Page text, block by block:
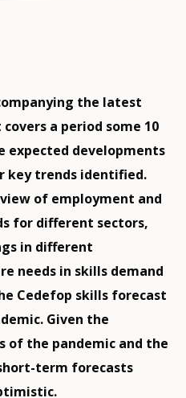
the latest
a period some 10
expected developments
key trends identified.
of employment and
for different sectors,
in different
needs in skills demand
Cedefop skills forecast
Given the
of the pandemic and the
term forecasts